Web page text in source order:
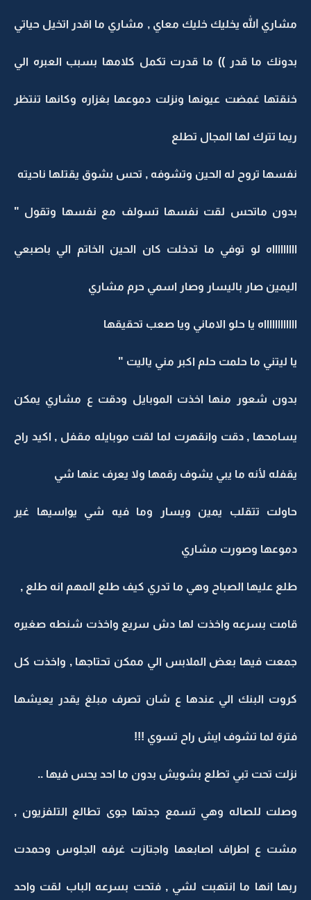
مشاري الله يخليك خليك معاي , مشاري ما اقدر اتخيل حياتي
بدونك ما قدر )) ما قدرت تكمل كلامها بسبب العبره الي
خنقتها غمضت عيونها ونزلت دموعها بغزاره وكانها تنتظر
ريما تترك لها المجال تطلع
نفسها تروح له الحين وتشوفه , تحس بشوق يقتلها ناحيته
بدون ماتحس لقت نفسها تسولف مع نفسها وتقول "
اااااااااه لو توفي ما تدخلت كان الحين الخاتم الي باصبعي
اليمين صار باليسار وصار اسمي حرم مشاري
ااااااااااااه يا حلو الاماني ويا صعب تحقيقها
يا ليتني ما حلمت حلم اكبر مني ياليت "
بدون شعور منها اخذت الموبايل ودقت ع مشاري يمكن
يسامحها , دقت وانقهرت لما لقت موبايله مقفل , اكيد راح
يقفله لأنه ما يبي يشوف رقمها ولا يعرف عنها شي
حاولت تتقلب يمين ويسار وما فيه شي يواسيها غير
دموعها وصورت مشاري
طلع عليها الصباح وهي ما تدري كيف طلع المهم انه طلع ,
قامت بسرعه واخذت لها دش سريع واخذت شنطه صغيره
جمعت فيها بعض الملابس الي ممكن تحتاجها , واخذت كل
كروت البنك الي عندها ع شان تصرف مبلغ يقدر يعيشها
فترة لما تشوف ايش راح تسوي !!!
نزلت تحت تبي تطلع بشويش بدون ما احد يحس فيها ..
وصلت للصاله وهي تسمع جدتها جوى تطالع التلفزيون ,
مشت ع اطراف اصابعها واجتازت غرفه الجلوس وحمدت
ربها انها ما انتهبت لشي , فتحت بسرعه الباب لقت واحد